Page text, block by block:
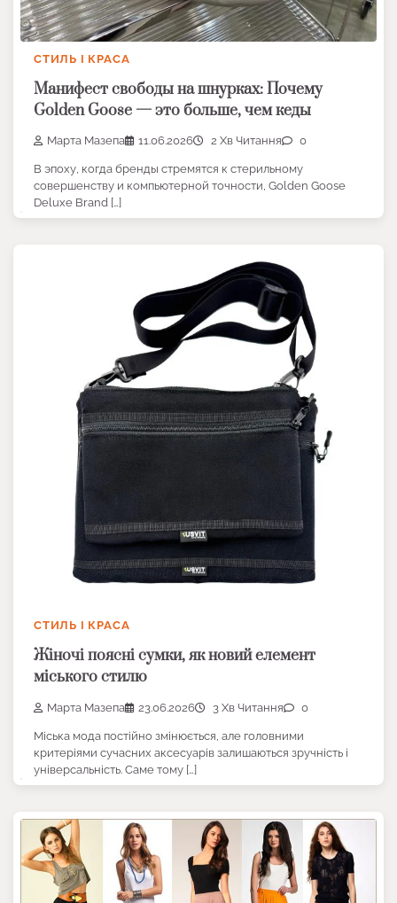
СТИЛЬ І КРАСА
Манифест свободы на шнурках: Почему
Golden Goose — это больше, чем кеды
Марта Мазепа 11.06.2026 2 Хв Читання 0
В эпоху, когда бренды стремятся к стерильному
совершенству и компьютерной точности, Golden Goose
Deluxe Brand […]
СТИЛЬ І КРАСА
Жіночі поясні сумки, як новий елемент
міського стилю
Марта Мазепа 23.06.2026 3 Хв Читання 0
Міська мода постійно змінюється, але головними
критеріями сучасних аксесуарів залишаються зручність і
універсальність. Саме тому […]